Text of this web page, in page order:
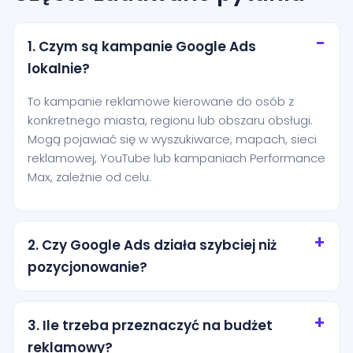
1. Czym są kampanie Google Ads
lokalnie?
To kampanie reklamowe kierowane do osób z
konkretnego miasta, regionu lub obszaru obsługi.
Mogą pojawiać się w wyszukiwarce, mapach, sieci
reklamowej, YouTube lub kampaniach Performance
Max, zależnie od celu.
2. Czy Google Ads działa szybciej niż
pozycjonowanie?
Tak, reklamy mogą zacząć generować ruch niemal
od razu po uruchomieniu. Pozycjonowanie zwykle
buduje efekt wolniej, ale bardziej długofalowo.
3. Ile trzeba przeznaczyć na budżet
reklamowy?